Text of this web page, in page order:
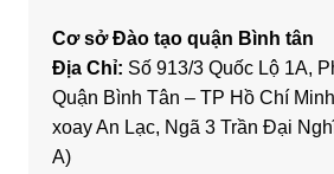
Cơ sở Đào tạo quận Bình tân
Địa Chỉ: Số 913/3 Quốc Lộ 1A,
Quận Bình Tân – TP Hồ Chí
xoay An Lạc, Ngã 3 Trần Đại
A)